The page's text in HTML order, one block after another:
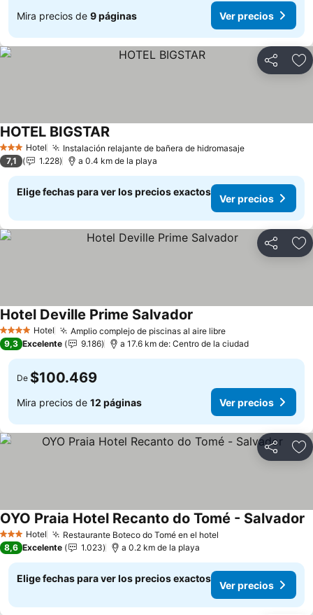
Mira precios de 9 páginas Ver precios
Compartir
3 Estrellas
Hotel Instalación relajante de bañera de hidromasajeVer precios
HOTEL BIGSTARVer precios
7,1 1.228 a 0.4 km de la playa
Elige fechas para ver los precios exactos
Ver precios
Compartir
4 EstrellasHotel Amplio complejo de piscinas al aire libreVer precios
Hotel Deville Prime Salvador
9,3 Excelente 9.186 a 17.6 km de: Centro de la ciudad
De $100.469
Mira precios de 12 páginas Ver precios
Compartir
3 Estrellas
Hotel Restaurante Boteco do Tomé en el hotel
OYO Praia Hotel Recanto do Tomé - Salvador
8,6 Excelente 1.023 a 0.2 km de la playa
Elige fechas para ver los precios exactos
Ver precios